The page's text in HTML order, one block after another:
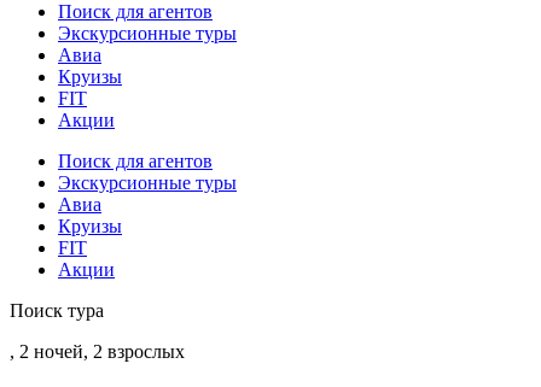
Поиск для агентов
Экскурсионные туры
Авиа
Круизы
FIT
Акции
Поиск для агентов
Экскурсионные туры
Авиа
Круизы
FIT
Акции
Поиск тура
, 2 ночей, 2 взрослых